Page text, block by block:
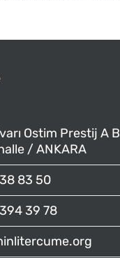
Ostim Prestij A
/ ANKARA
83 50
39 78